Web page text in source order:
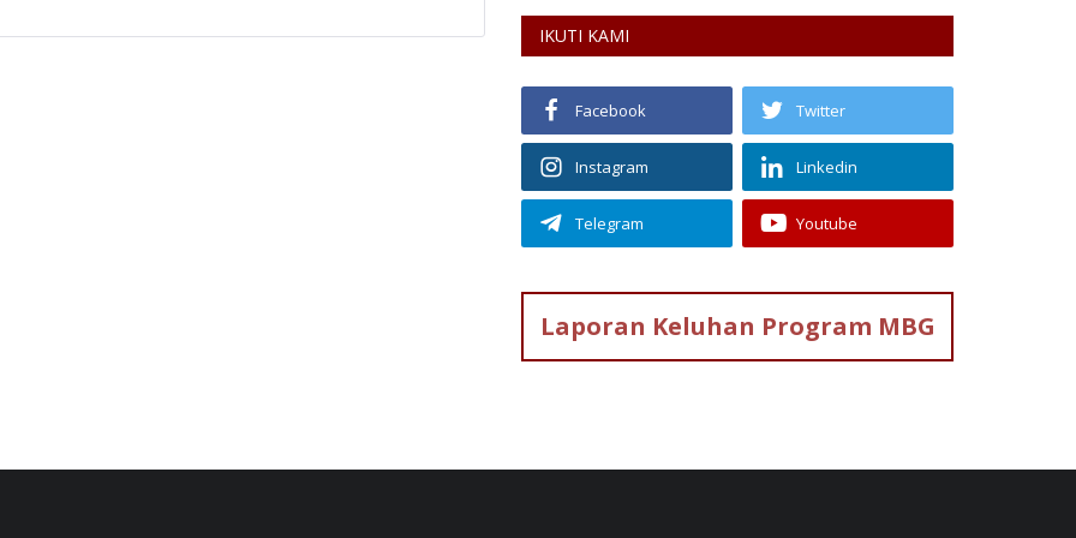
IKUTI KAMI
Facebook Twitter
Instagram Linkedin
Telegram Youtube
Laporan Keluhan Program MBG